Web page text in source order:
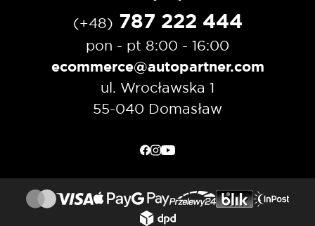
(+48) 787 222 444
pon - pt 8:00 - 16:00
ecommerce@autopartner.com
ul. Wrocławska 1
55-040 Domasław